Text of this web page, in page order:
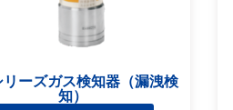
ーズガス検知器（漏洩検
知）